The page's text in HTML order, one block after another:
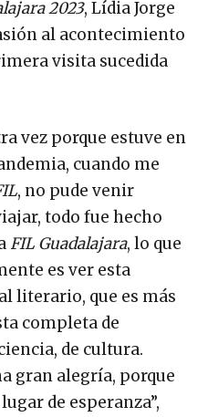
2023, Lídia Jorge
al acontecimiento
visita sucedida
vez porque estuve en
cuando me
, no pude venir
todo fue hecho
FIL Guadalajara, lo que
es ver esta
literario, que es más
completa de
de cultura.
gran alegría, porque
de esperanza”,